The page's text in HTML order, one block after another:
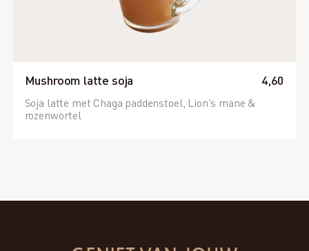
Mushroom latte soja 4,60
Soja latte met Chaga paddenstoel, Lion's mane &
rozenwortel